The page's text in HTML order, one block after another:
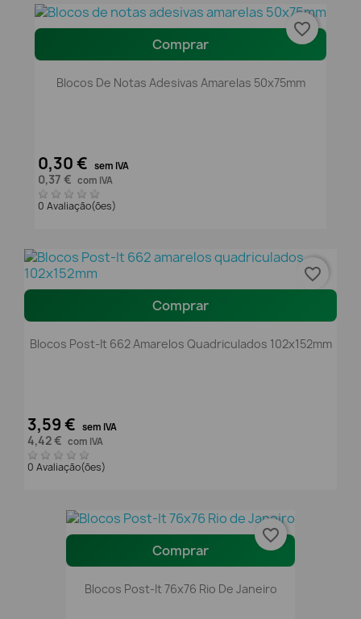
Comprar
Blocos De Notas Adesivas Amarelas 50x75mm
0,30 € sem IVA
0,37 € com IVA
0 Avaliação(ões)
favorite_border
Comprar
Blocos Post-It 662 Amarelos Quadriculados 102x152mm
3,59 € sem IVA
4,42 € com IVA
0 Avaliação(ões)
favorite_border
Comprar
Blocos Post-It 76x76 Rio De Janeiro
favorite_border